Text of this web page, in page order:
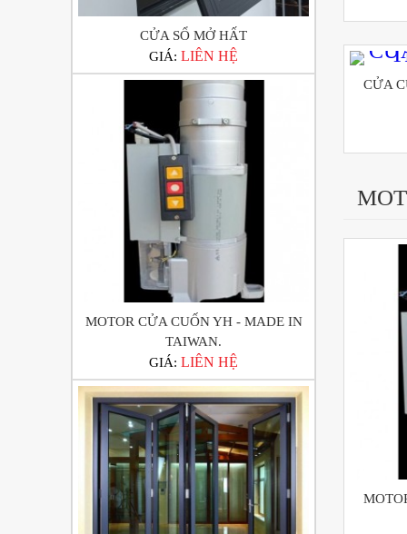
CỬA SỔ MỞ HẤT
GIÁ: LIÊN HỆ
MOTOR CỬA CUỐN YH - MADE IN
TAIWAN.
GIÁ: LIÊN HỆ
CỬA